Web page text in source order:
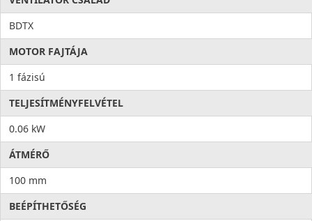
BDTX
MOTOR FAJTÁJA
1 fázisú
TELJESÍTMÉNYFELVÉTEL
0.06 kW
ÁTMÉRŐ
100 mm
BEÉPÍTHETŐSÉG